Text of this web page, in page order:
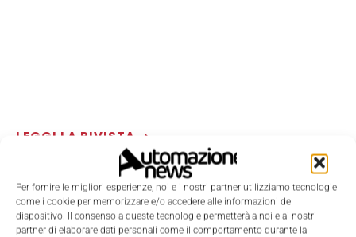
Per fornire le migliori esperienze, noi e i nostri partner utilizziamo tecnologie
come i cookie per memorizzare e/o accedere alle informazioni del
dispositivo. Il consenso a queste tecnologie permetterà a noi e ai nostri
partner di elaborare dati personali come il comportamento durante la
LEGGI LA RIVISTA ⇢